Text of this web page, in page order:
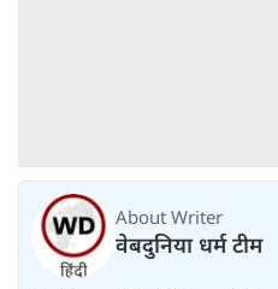
About Writer
वेबदुनिया धर्म टीम